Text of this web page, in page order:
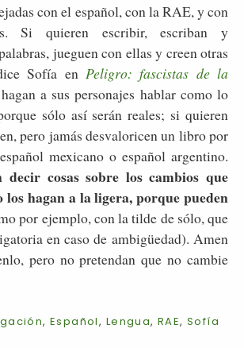
con el español, con la RAE, y con
Si quieren escribir, escriban y
jueguen con ellas y creen otras
Sofía en Peligro: fascistas de la
a sus personajes hablar como lo
sólo así serán reales; si quieren
pero jamás desvaloricen un libro por
mexicano o español argentino.
decir cosas sobre los cambios que
los hagan a la ligera, porque pueden
por ejemplo, con la tilde de sólo, que
en caso de ambigüedad). Amen
pero no pretendan que no cambie
,Español, Lengua, RAE,Sofía